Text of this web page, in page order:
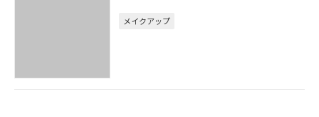
メイクアップ